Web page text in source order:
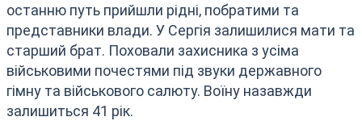
останню путь прийшли рідні, побратими та
представники влади. У Сергія залишилися мати та
старший брат. Поховали захисника з усіма
військовими почестями під звуки державного
гімну та військового салюту. Воїну назавжди
залишиться 41 рік.